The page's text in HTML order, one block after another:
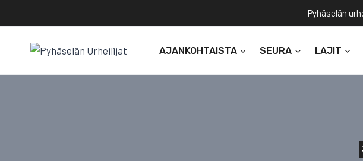
sisältöön
Pyhäselän
AJANKOHTAISTA SEURA LAJIT